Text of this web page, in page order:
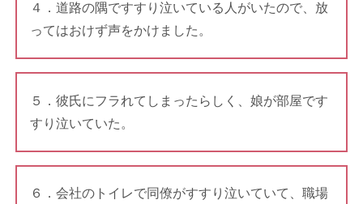
４．道路の隅ですすり泣いている人がいたので、放
ってはおけず声をかけました。
５．彼氏にフラれてしまったらしく、娘が部屋です
すり泣いていた。
６．会社のトイレで同僚がすすり泣いていて、職場